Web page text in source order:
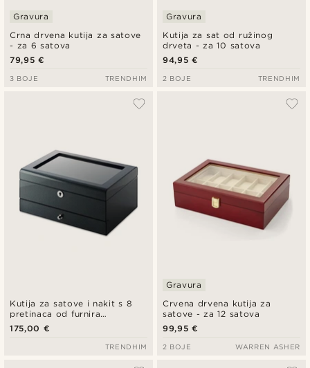
Crna drvena kutija za satove
- za 6 satova
Gravura
79,95 €
3 BOJE TRENDHIM
Kutija za sat od ružinog
drveta - za 10 satova
Gravura
94,95 €
2 BOJE TRENDHIM
Kutija za satove i nakit s 8
pretinaca od furnira
karbonskih vlakana
175,00 €
TRENDHIM
Crvena drvena kutija za
satove - za 12 satova
Gravura
99,95 €
2 BOJE WARREN ASHER